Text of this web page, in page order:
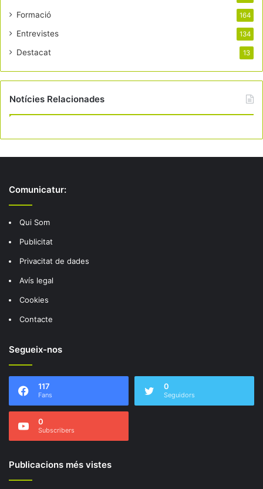
Formació 164
Entrevistes 134
Destacat 13
Notícies Relacionades
Comunicatur:
Qui Som
Publicitat
Privacitat de dades
Avís legal
Cookies
Contacte
Segueix-nos
117
Fans
0
Seguidors
0
Subscribers
Publicacions més vistes